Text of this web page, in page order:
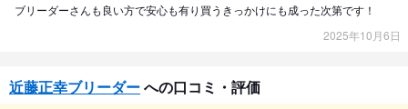
ブリーダーさんも良い方で安心も有り買うきっかけにも成った次第です！
2025年10月6日
近藤正幸ブリーダーへの口コミ・評価